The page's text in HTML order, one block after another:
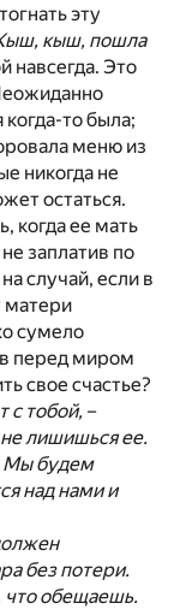
эту
кыш, пошла
навсегда. Это
то была;
меню из
никогда не
остаться.
когда ее мать
заплатив по
случай, если в
матери
сумело
перед миром
свое счастье?
с тобой, –
лишишься ее.
Мы будем
над нами и
без потери.
обещаешь.